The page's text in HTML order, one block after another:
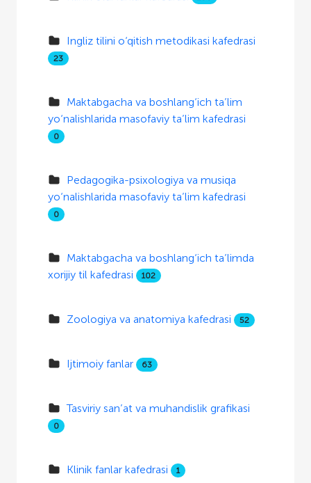
Ingliz tilini o‘qitish metodikasi kafedrasi
23
Maktabgacha va boshlang‘ich ta’lim
yo‘nalishlarida masofaviy ta’lim kafedrasi
0
Pedagogika-psixologiya va musiqa
yo‘nalishlarida masofaviy ta’lim kafedrasi
0
Maktabgacha va boshlang‘ich ta’limda
xorijiy til kafedrasi
102
Zoologiya va anatomiya kafedrasi 52
Ijtimoiy fanlar 63
Tasviriy san’at va muhandislik grafikasi
0
Klinik fanlar kafedrasi 1